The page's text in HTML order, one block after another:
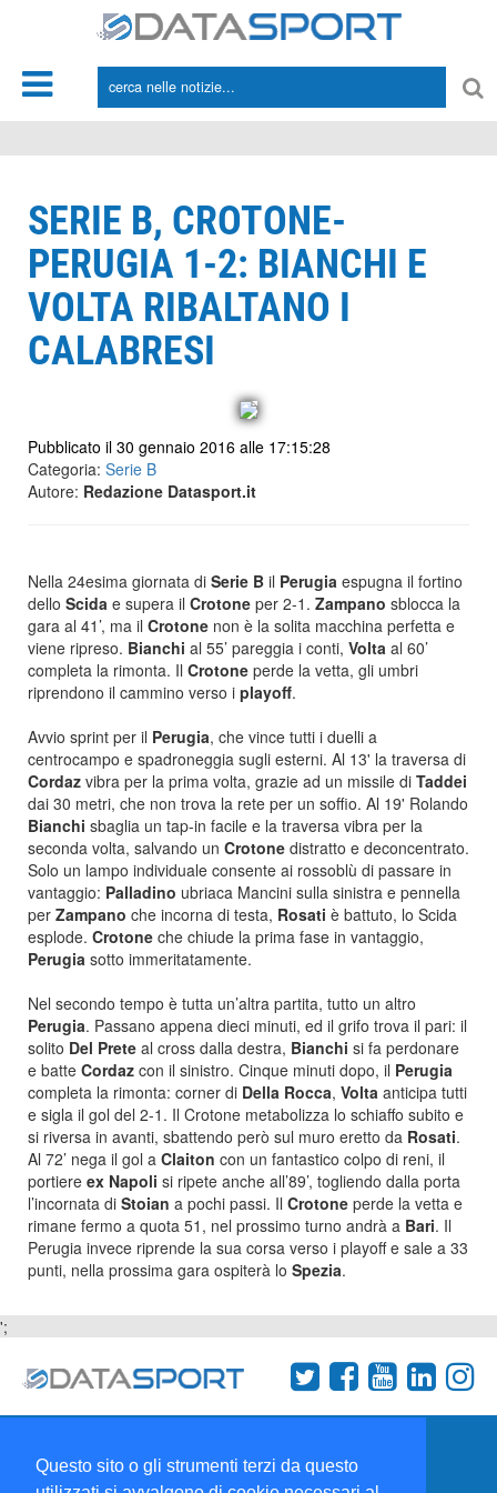
Questo sito o gli strumenti terzi da questo
SERIE B, CROTONE-
PERUGIA 1-2: BIANCHI E
VOLTA RIBALTANO I
CALABRESI
Pubblicato il 30 gennaio 2016 alle 17:15:28
Categoria: Serie B
Autore: Redazione Datasport.it
Nella 24esima giornata di Serie B il Perugia espugna il fortino
dello Scida e supera il Crotone per 2-1. Zampano sblocca la
gara al 41’, ma il Crotone non è la solita macchina perfetta e
viene ripreso. Bianchi al 55’ pareggia i conti, Volta al 60’
completa la rimonta. Il Crotone perde la vetta, gli umbri
riprendono il cammino verso i playoff.
Avvio sprint per il Perugia, che vince tutti i duelli a
centrocampo e spadroneggia sugli esterni. Al 13' la traversa di
Cordaz vibra per la prima volta, grazie ad un missile di Taddei
dai 30 metri, che non trova la rete per un soffio. Al 19' Rolando
Bianchi sbaglia un tap-in facile e la traversa vibra per la
seconda volta, salvando un Crotone distratto e deconcentrato.
Solo un lampo individuale consente ai rossoblù di passare in
vantaggio: Palladino ubriaca Mancini sulla sinistra e pennella
per Zampano che incorna di testa, Rosati è battuto, lo Scida
esplode. Crotone che chiude la prima fase in vantaggio,
Perugia sotto immeritatamente.
Nel secondo tempo è tutta un’altra partita, tutto un altro
Perugia. Passano appena dieci minuti, ed il grifo trova il pari: il
solito Del Prete al cross dalla destra, Bianchi si fa perdonare
e batte Cordaz con il sinistro. Cinque minuti dopo, il Perugia
completa la rimonta: corner di Della Rocca, Volta anticipa tutti
e sigla il gol del 2-1. Il Crotone metabolizza lo schiaffo subito e
si riversa in avanti, sbattendo però sul muro eretto da Rosati.
Al 72’ nega il gol a Claiton con un fantastico colpo di reni, il
portiere ex Napoli si ripete anche all’89’, togliendo dalla porta
l’incornata di Stoian a pochi passi. Il Crotone perde la vetta e
rimane fermo a quota 51, nel prossimo turno andrà a Bari. Il
Perugia invece riprende la sua corsa verso i playoff e sale a 33
punti, nella prossima gara ospiterà lo Spezia.
';
Collabora con noi